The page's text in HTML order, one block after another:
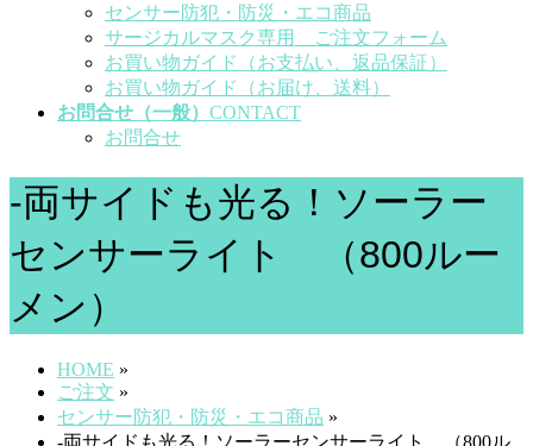
センサー防犯・防災・エコ商品
サージカルマスク専用 ご注文フォーム
お買い物ガイド（お支払い、返品保証）
お買い物ガイド（お届け、送料）
お問合せ（一般） CONTACT
お問合せ
-両サイドも光る！ソーラー
センサーライト （800ルー
メン）
HOME »
ご注文 »
センサー防犯・防災・エコ商品 »